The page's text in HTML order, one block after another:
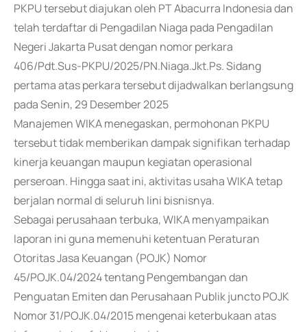
PKPU tersebut diajukan oleh PT Abacurra Indonesia dan
telah terdaftar di Pengadilan Niaga pada Pengadilan
Negeri Jakarta Pusat dengan nomor perkara
406/Pdt.Sus-PKPU/2025/PN.Niaga.Jkt.Ps. Sidang
pertama atas perkara tersebut dijadwalkan berlangsung
pada Senin, 29 Desember 2025
Manajemen WIKA menegaskan, permohonan PKPU
tersebut tidak memberikan dampak signifikan terhadap
kinerja keuangan maupun kegiatan operasional
perseroan. Hingga saat ini, aktivitas usaha WIKA tetap
berjalan normal di seluruh lini bisnisnya.
Sebagai perusahaan terbuka, WIKA menyampaikan
laporan ini guna memenuhi ketentuan Peraturan
Otoritas Jasa Keuangan (POJK) Nomor
45/POJK.04/2024 tentang Pengembangan dan
Penguatan Emiten dan Perusahaan Publik juncto POJK
Nomor 31/POJK.04/2015 mengenai keterbukaan atas